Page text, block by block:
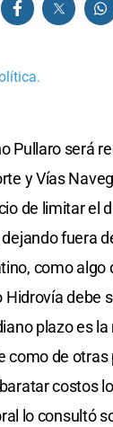
Pullaro será
y Vías
de limitar el
fuera
como
Hidrovía debe
plazo es
como de
costos
lo consultó